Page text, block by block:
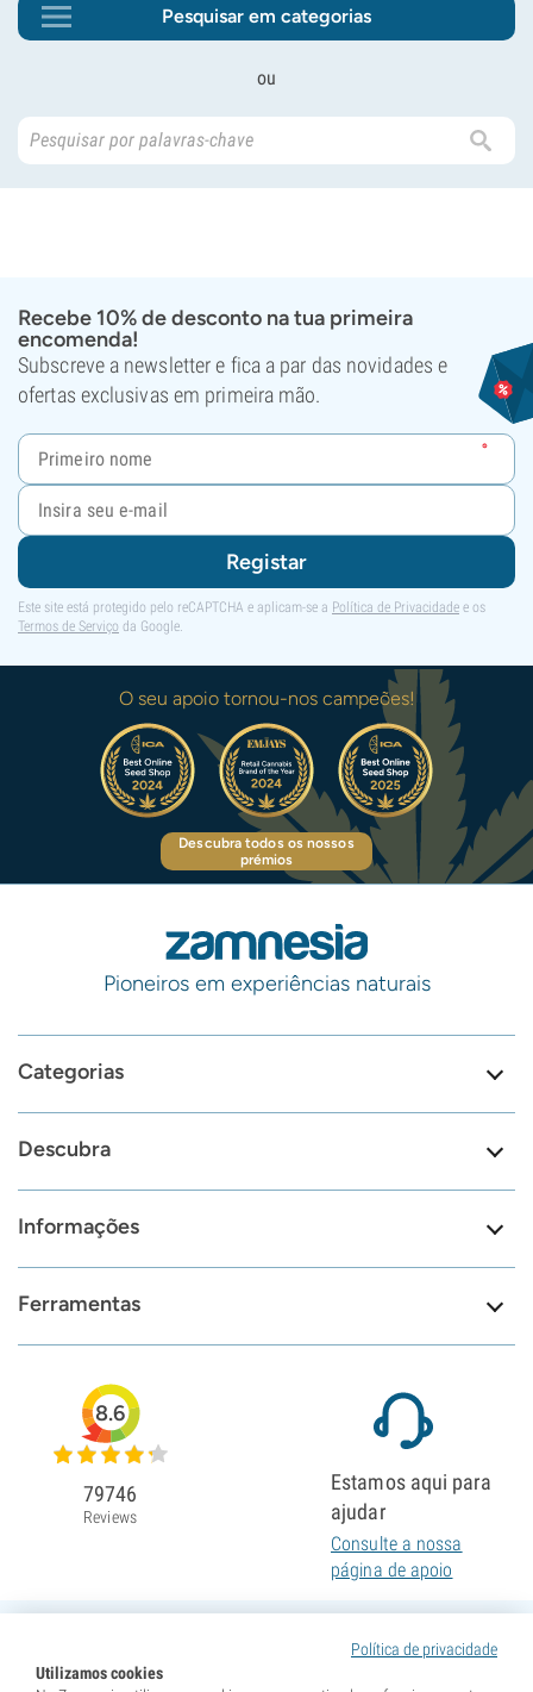
Pesquisar em categorias
ou
Recebe 10% de desconto na tua primeira
encomenda!
Subscreve a newsletter e fica a par das novidades e
ofertas exclusivas em primeira mão.
Registar
Este site está protegido pelo reCAPTCHA e aplicam-se a Política de Privacidade e os
Termos de Serviço da Google.
O seu apoio tornou-nos campeões!
Descubra todos os nossos
prémios
Pioneiros em experiências naturais
Categorias
Descubra
Informações
Ferramentas
Política de privacidade
Utilizamos cookies
8.6
79746
Reviews
Estamos aqui para
ajudar
Consulte a nossa
página de apoio